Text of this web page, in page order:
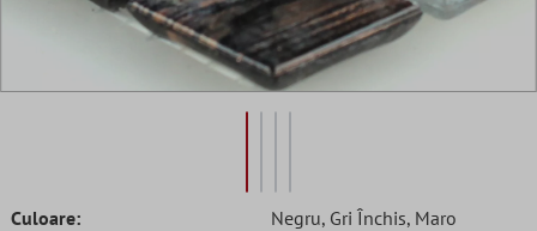
Culoare: Negru, Gri Închis, Maro